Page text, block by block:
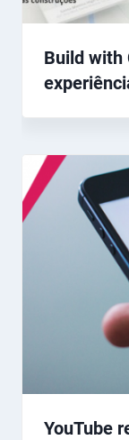
Build with
YouTube